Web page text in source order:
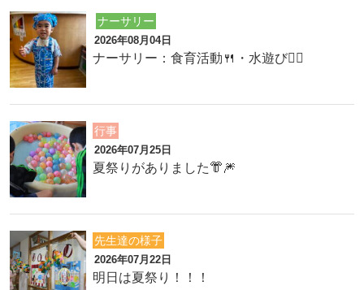
ナーサリー
2026年08月04日
ナーサリー：食育活動🍴・水遊び🏊‍♂️
行事
2026年07月25日
夏祭りがありました👘🎆
先生達の様子
2026年07月22日
明日は夏祭り！！！